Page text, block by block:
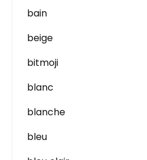
bain
beige
bitmoji
blanc
blanche
bleu